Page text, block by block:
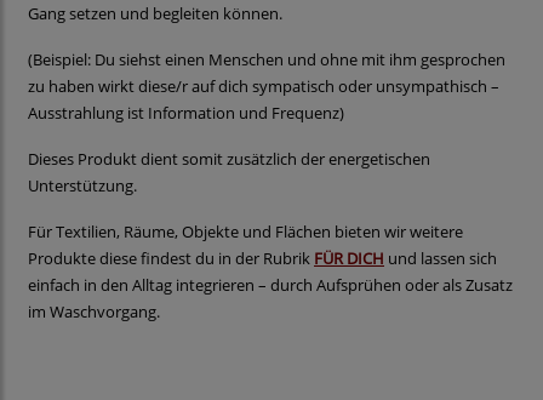
Gang setzen und begleiten können.
(Beispiel: Du siehst einen Menschen und ohne mit ihm gesprochen
zu haben wirkt diese/r auf dich sympatisch oder unsympathisch –
Ausstrahlung ist Information und Frequenz)
Dieses Produkt dient somit zusätzlich der energetischen
Unterstützung.
Für Textilien, Räume, Objekte und Flächen bieten wir weitere
Produkte diese findest du in der Rubrik FÜR DICH und lassen sich
einfach in den Alltag integrieren – durch Aufsprühen oder als Zusatz
im Waschvorgang.